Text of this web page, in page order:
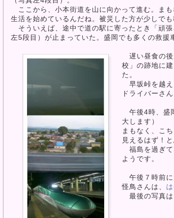
ここから、小本街道を山に向かって進む。ま
生活を始めているんだね。被災した方が少しで
そういえば、途中で道の駅に寄ったとき「頑
左5段目）が止まっていた。盛岡でも多くの救援
遅い昼食の後
校」の跡地に
た。
早坂峠を越え
ドライバーさ
午後4時、盛
大します）
まもなく、こ
見えるはず！
福島を過ぎて
ようです。
午後７時前に
怪鳥さんは、
最後の写真